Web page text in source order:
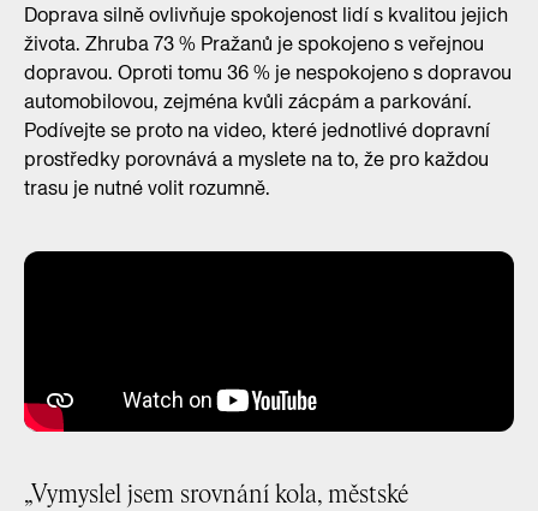
Doprava silně ovlivňuje spokojenost lidí s kvalitou jejich
života. Zhruba 73 % Pražanů je spokojeno s veřejnou
dopravou. Oproti tomu 36 % je nespokojeno s dopravou
automobilovou, zejména kvůli zácpám a parkování.
Podívejte se proto na video, které jednotlivé dopravní
prostředky porovnává a myslete na to, že pro každou
trasu je nutné volit rozumně.
„Vymyslel jsem srovnání kola, městské